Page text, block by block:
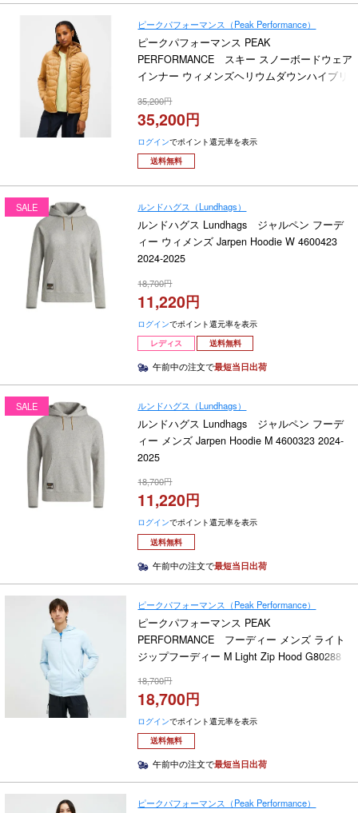
ピークパフォーマンス（Peak Performance）
ピークパフォーマンス PEAK
PERFORMANCE スキー スノーボードウェア
インナー ウィメンズヘリウムダウンハイブリ
G79840 2025-2026
35,200
35,200
ログインでポイント還元率を表示
送料無料
SALE ルンドハグス（Lundhags）
ルンドハグス Lundhags ジャルペン フーデ
ィー ウィメンズ Jarpen Hoodie W 4600423
2024-2025
18,700
11,220
ログインでポイント還元率を表示
レディス
送料無料
午前中の注文で最短当日出荷
SALE ルンドハグス（Lundhags）
ルンドハグス Lundhags ジャルペン フーデ
ィー メンズ Jarpen Hoodie M 4600323 2024-
2025
18,700
11,220
ログインでポイント還元率を表示
送料無料
午前中の注文で最短当日出荷
ピークパフォーマンス（Peak Performance）
ピークパフォーマンス PEAK
PERFORMANCE フーディー メンズ ライト
ジップフーディー M Light Zip Hood G80288
18,700
18,700
ログインでポイント還元率を表示
送料無料
午前中の注文で最短当日出荷
ピークパフォーマンス（Peak Performance）